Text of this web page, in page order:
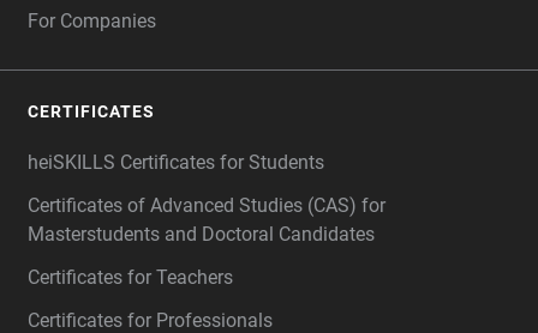
For Companies
CERTIFICATES
heiSKILLS Certificates for Students
Certificates of Advanced Studies (CAS) for
Masterstudents and Doctoral Candidates
Certificates for Teachers
Certificates for Professionals